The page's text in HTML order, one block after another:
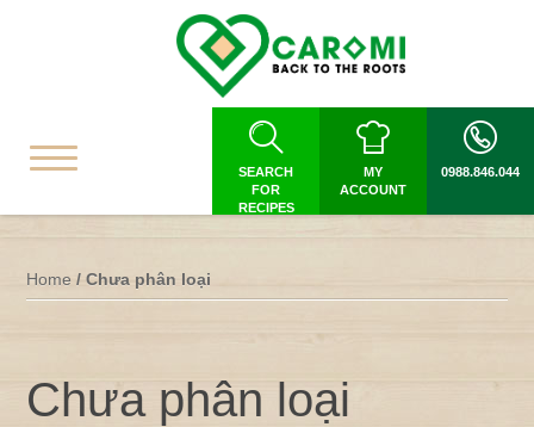
SEARCH
FOR
RECIPES
MY
ACCOUNT
0988.846.044
Home / Chưa phân loại
Chưa phân loại